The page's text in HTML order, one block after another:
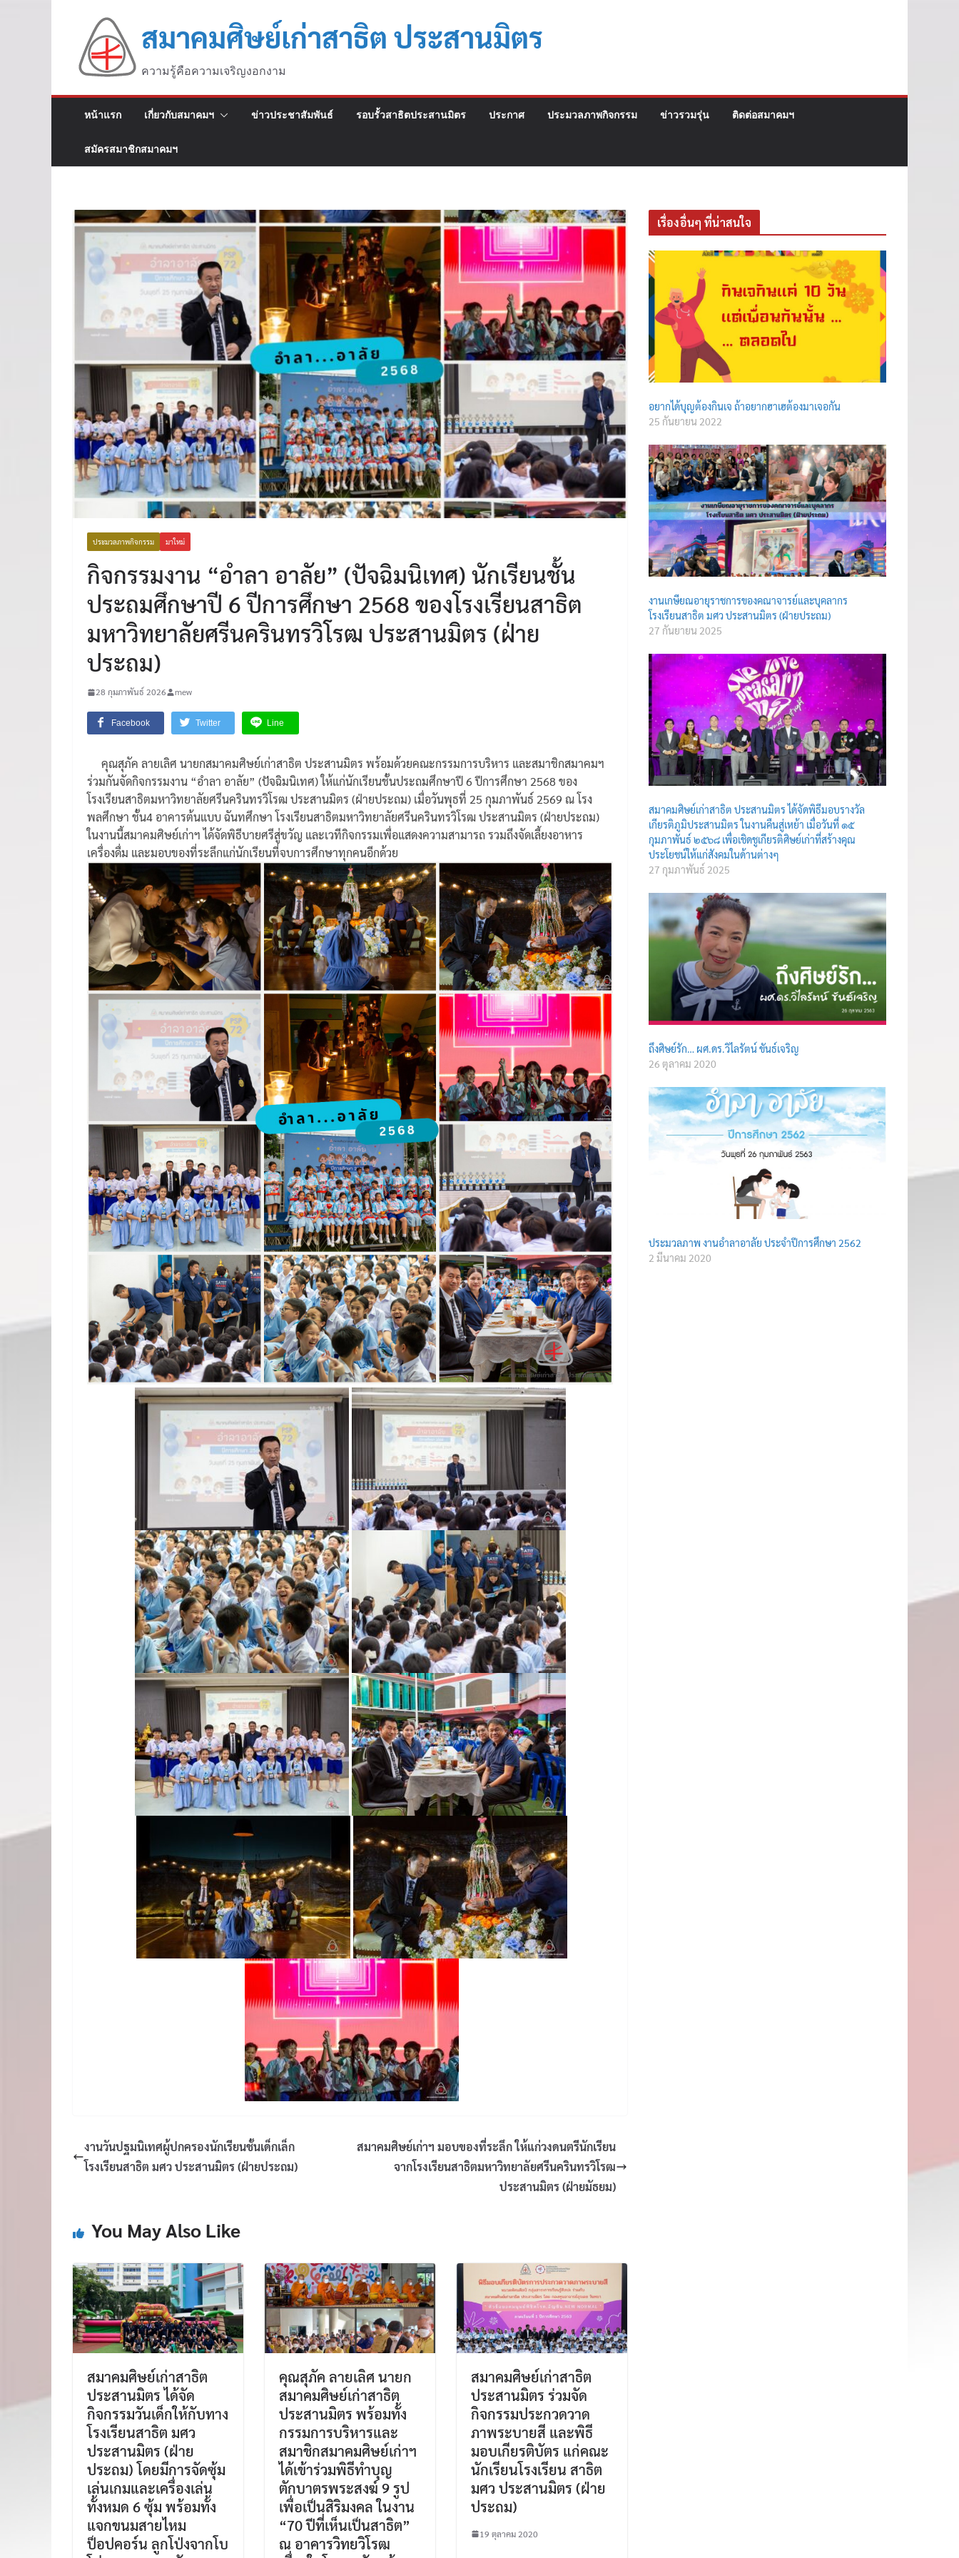
สมาคมศิษย์เก่าสาธิต ประสานมิตร
ความรู้คือความเจริญงอกงาม
หน้าแรก เกี่ยวกับสมาคมฯ ข่าวประชาสัมพันธ์ รอบรั้วสาธิตประสานมิตร ประกาศ ประมวลภาพกิจกรรม ข่าวรวมรุ่น ติดต่อสมาคมฯ
สมัครสมาชิกสมาคมฯ
ประมวลภาพกิจกรรม มาใหม่
กิจกรรมงาน “อำลา อาลัย” (ปัจฉิมนิเทศ) นักเรียนชั้น
ประถมศึกษาปี 6 ปีการศึกษา 2568 ของโรงเรียนสาธิต
มหาวิทยาลัยศรีนครินทรวิโรฒ ประสานมิตร (ฝ่าย
ประถม)
28 กุมภาพันธ์ 2026 mew
Facebook Twitter Line
คุณสุภัค ลายเลิศ นายกสมาคมศิษย์เก่าสาธิต ประสานมิตร พร้อมด้วยคณะกรรมการบริหาร และสมาชิกสมาคมฯ
ร่วมกันจัดกิจกรรมงาน “อำลา อาลัย” (ปัจฉิมนิเทศ) ให้แก่นักเรียนชั้นประถมศึกษาปี 6 ปีการศึกษา 2568 ของ
โรงเรียนสาธิตมหาวิทยาลัยศรีนครินทรวิโรฒ ประสานมิตร (ฝ่ายประถม) เมื่อวันพุธที่ 25 กุมภาพันธ์ 2569 ณ โรง
พลศึกษา ชั้น4 อาคารต้นแบบ ฉันทศึกษา โรงเรียนสาธิตมหาวิทยาลัยศรีนครินทรวิโรฒ ประสานมิตร (ฝ่ายประถม)
ในงานนี้สมาคมศิษย์เก่าฯ ได้จัดพิธีบายศรีสู่ขวัญ และเวทีกิจกรรมเพื่อแสดงความสามารถ รวมถึงจัดเลี้ยงอาหาร
เครื่องดื่ม และมอบของที่ระลึกแก่นักเรียนที่จบการศึกษาทุกคนอีกด้วย
งานวันปฐมนิเทศผู้ปกครองนักเรียนชั้นเด็กเล็ก
โรงเรียนสาธิต มศว ประสานมิตร (ฝ่ายประถม)
สมาคมศิษย์เก่าฯ มอบของที่ระลึก ให้แก่วงดนตรีนักเรียน
จากโรงเรียนสาธิตมหาวิทยาลัยศรีนครินทรวิโรฒ
ประสานมิตร (ฝ่ายมัธยม)
You May Also Like
สมาคมศิษย์เก่าสาธิต
ประสานมิตร ได้จัด
กิจกรรมวันเด็กให้กับทาง
โรงเรียนสาธิต มศว
ประสานมิตร (ฝ่าย
ประถม) โดยมีการจัดซุ้ม
เล่นเกมและเครื่องเล่น
ทั้งหมด 6 ซุ้ม พร้อมทั้ง
แจกขนมสายไหม
ป็อปคอร์น ลูกโป่งจากโบ
คุณสุภัค ลายเลิศ นายก
สมาคมศิษย์เก่าสาธิต
ประสานมิตร พร้อมทั้ง
กรรมการบริหารและ
สมาชิกสมาคมศิษย์เก่าฯ
ได้เข้าร่วมพิธีทำบุญ
ตักบาตรพระสงฆ์ 9 รูป
เพื่อเป็นสิริมงคล ในงาน
“70 ปีที่เห็นเป็นสาธิต”
ณ อาคารวิทยวิโรฒ
สมาคมศิษย์เก่าสาธิต
ประสานมิตร ร่วมจัด
กิจกรรมประกวดวาด
ภาพระบายสี และพิธี
มอบเกียรติบัตร แก่คณะ
นักเรียนโรงเรียน สาธิต
มศว ประสานมิตร (ฝ่าย
ประถม)
19 ตุลาคม 2020
เรื่องอื่นๆ ที่น่าสนใจ
อยากได้บุญต้องกินเจ ถ้าอยากฮาเฮต้องมาเจอกัน
25 กันยายน 2022
งานเกษียณอายุราชการของคณาจารย์และบุคลากร
โรงเรียนสาธิต มศว ประสานมิตร (ฝ่ายประถม)
27 กันยายน 2025
สมาคมศิษย์เก่าสาธิต ประสานมิตร ได้จัดพิธีมอบรางวัล
เกียรติภูมิประสานมิตร ในงานคืนสู่เหย้า เมื่อวันที่ ๑๕
กุมภาพันธ์ ๒๕๖๘ เพื่อเชิดชูเกียรติศิษย์เก่าที่สร้างคุณ
ประโยชน์ให้แก่สังคมในด้านต่างๆ
27 กุมภาพันธ์ 2025
ถึงศิษย์รัก… ผศ.ดร.วิไลรัตน์ ขันธ์เจริญ
26 ตุลาคม 2020
ประมวลภาพ งานอำลาอาลัย ประจำปีการศึกษา 2562
2 มีนาคม 2020